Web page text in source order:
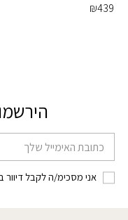
₪439
דוא׳׳ל
אני מסכימ/ה לקבל דיוור